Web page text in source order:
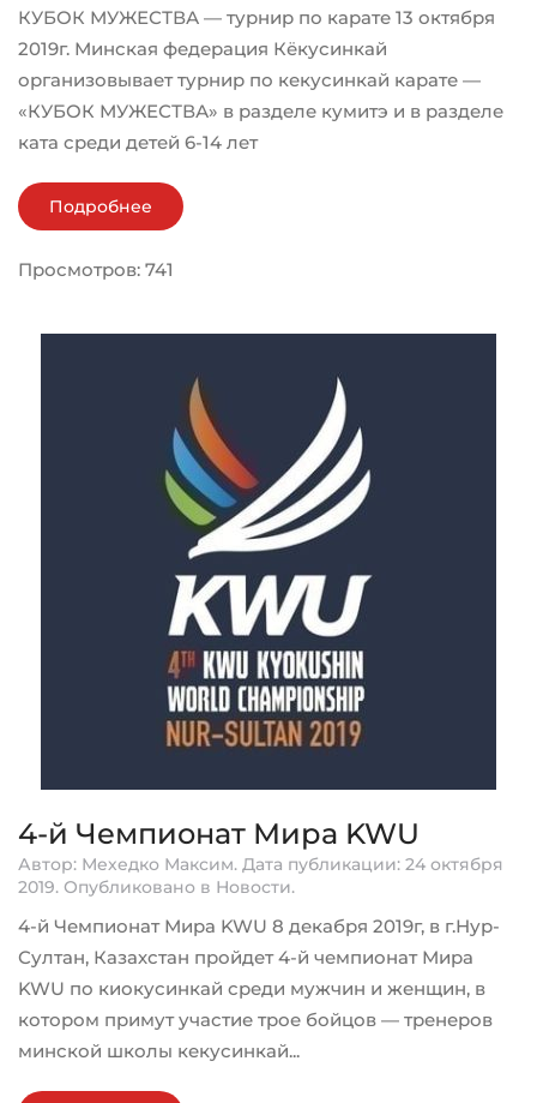
КУБОК МУЖЕСТВА — турнир по карате 13 октября
2019г. Минская федерация Кёкусинкай
организовывает турнир по кекусинкай карате —
«КУБОК МУЖЕСТВА» в разделе кумитэ и в разделе
ката среди детей 6-14 лет
Подробнее
Просмотров: 741
4-й Чемпионат Мира KWU
Автор: Мехедко Максим. Дата публикации: 24 октября
2019. Опубликовано в Новости.
4-й Чемпионат Мира KWU 8 декабря 2019г, в г.Нур-
Султан, Казахстан пройдет 4-й чемпионат Мира
KWU по киокусинкай среди мужчин и женщин, в
котором примут участие трое бойцов — тренеров
минской школы кекусинкай...